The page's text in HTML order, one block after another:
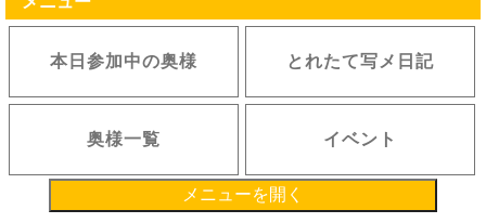
本日参加中の奥様 とれたて写メ日記
奥様一覧 イベント
メニューを開く